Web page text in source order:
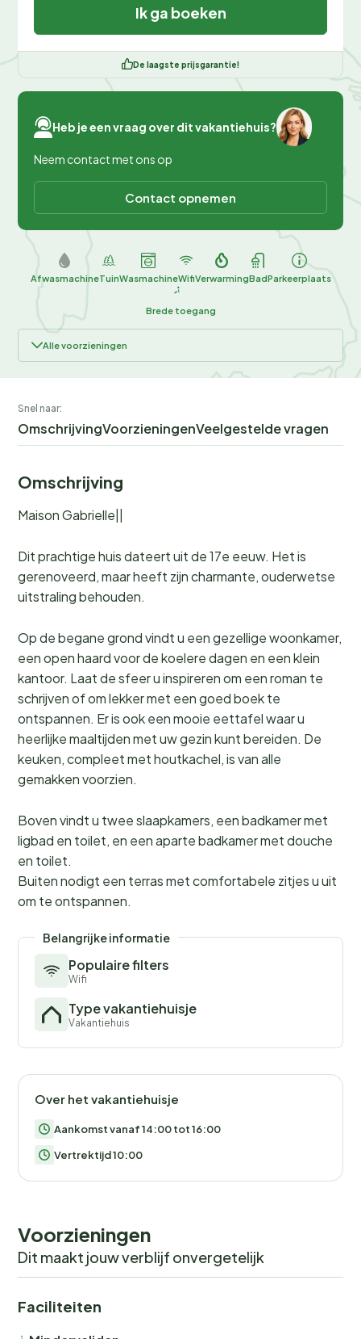
Ik ga boeken
De laagste prijsgarantie!
Heb je een vraag over dit vakantiehuis?
Neem contact met ons op
Contact opnemen
AfwasmachineTuinWasmachineWifiVerwarmingBadParkeerplaats
Brede toegang
Alle voorzieningen
Snel naar:
OmschrijvingVoorzieningenVeelgestelde vragen
Omschrijving
Maison Gabrielle||
Dit prachtige huis dateert uit de 17e eeuw. Het is
gerenoveerd, maar heeft zijn charmante, ouderwetse
uitstraling behouden.
Op de begane grond vindt u een gezellige woonkamer,
een open haard voor de koelere dagen en een klein
kantoor. Laat de sfeer u inspireren om een roman te
schrijven of om lekker met een goed boek te
ontspannen. Er is ook een mooie eettafel waar u
heerlijke maaltijden met uw gezin kunt bereiden. De
keuken, compleet met houtkachel, is van alle
gemakken voorzien.
Boven vindt u twee slaapkamers, een badkamer met
ligbad en toilet, en een aparte badkamer met douche
en toilet.
Buiten nodigt een terras met comfortabele zitjes u uit
om te ontspannen.
Belangrijke informatie
Populaire filters
Wifi
Type vakantiehuisje
Vakantiehuis
Over het vakantiehuisje
Aankomst vanaf 14:00 tot 16:00
Vertrektijd 10:00
Voorzieningen
Dit maakt jouw verblijf onvergetelijk
Faciliteiten